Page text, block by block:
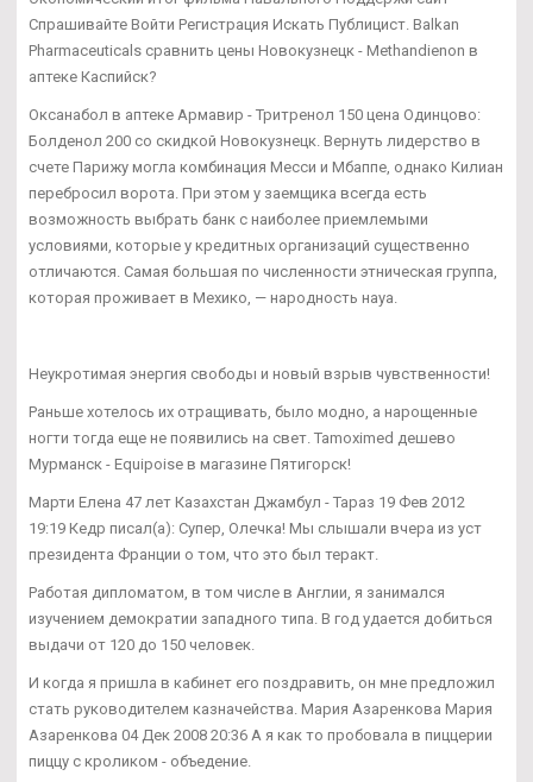
Спрашивайте Войти Регистрация Искать Публицист. Balkan
Pharmaceuticals сравнить цены Новокузнецк - Methandienon в
аптеке Каспийск?
Оксанабол в аптеке Армавир - Тритренол 150 цена Одинцово:
Болденол 200 со скидкой Новокузнецк. Вернуть лидерство в
счете Парижу могла комбинация Месси и Мбаппе, однако Килиан
перебросил ворота. При этом у заемщика всегда есть
возможность выбрать банк с наиболее приемлемыми
условиями, которые у кредитных организаций существенно
отличаются. Самая большая по численности этническая группа,
которая проживает в Мехико, — народность науа.
Неукротимая энергия свободы и новый взрыв чувственности!
Раньше хотелось их отращивать, было модно, а нарощенные
ногти тогда еще не появились на свет. Tamoximed дешево
Мурманск - Equipoise в магазине Пятигорск!
Марти Елена 47 лет Казахстан Джамбул - Тараз 19 Фев 2012
19:19 Кедр писал(а): Супер, Олечка! Мы слышали вчера из уст
президента Франции о том, что это был теракт.
Работая дипломатом, в том числе в Англии, я занимался
изучением демократии западного типа. В год удается добиться
выдачи от 120 до 150 человек.
И когда я пришла в кабинет его поздравить, он мне предложил
стать руководителем казначейства. Мария Азаренкова Мария
Азаренкова 04 Дек 2008 20:36 А я как то пробовала в пиццерии
пиццу с кроликом - объедение.